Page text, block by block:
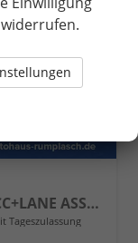
+PDC v+h+KAMERA+SHZ+GJR+ACC+LANE ASSIST
Tageszulassung